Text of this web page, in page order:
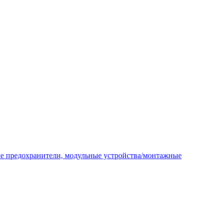
предохранители, модульные устройства/монтажные